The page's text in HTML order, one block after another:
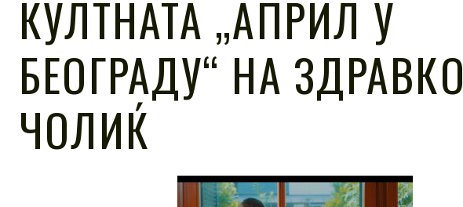
КУЛТНАТА „АПРИЛ У
БЕОГРАДУ“ НА ЗДРАВКО
ЧОЛИЌ